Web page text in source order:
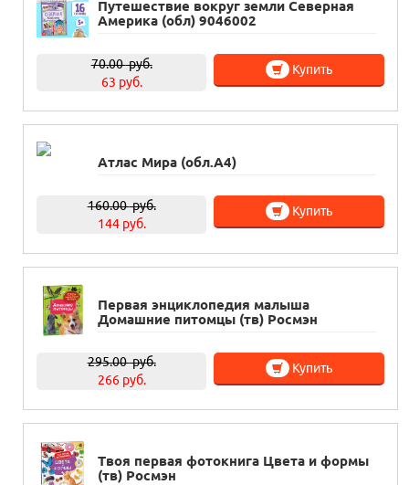
Путешествие вокруг земли Северная
Америка (обл) 9046002
70.00руб.
63 руб.
Купить
Атлас Мира (обл.А4)
160.00руб.
144 руб.
Купить
Первая энциклопедия малыша
Домашние питомцы (тв) Росмэн
295.00руб.
266 руб.
Купить
Твоя первая фотокнига Цвета и формы
(тв) Росмэн